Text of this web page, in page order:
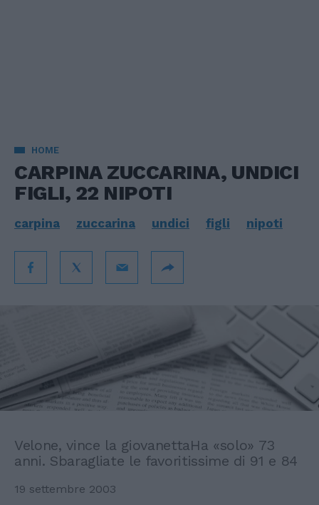
HOME
CARPINA ZUCCARINA, UNDICI
FIGLI, 22 NIPOTI
carpina zuccarina undici figli nipoti
Velone, vince la giovanettaHa «solo» 73
anni. Sbaragliate le favoritissime di 91 e 84
19 settembre 2003